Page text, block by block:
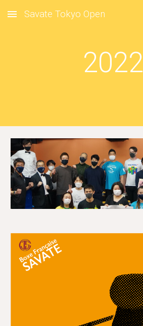
Skip to main content
Savate Tokyo Open
2022